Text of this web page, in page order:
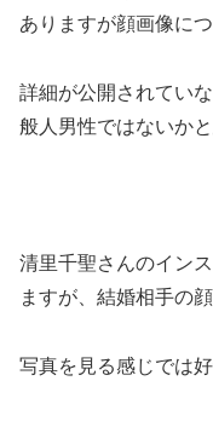
ありますが顔画像に
詳細が公開されてい
般人男性ではないかと
清里千聖さんのイン
ますが、結婚相手の
写真を見る感じでは